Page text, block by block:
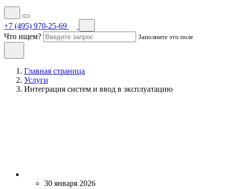
+7 (495) 970-25-69
Что ищем?
Заполните это поле
Главная страница
Услуги
Интеграция систем и ввод в эксплуатацию
30 января 2026